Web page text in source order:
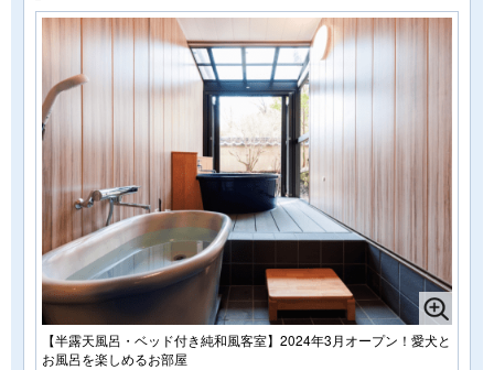
【半露天風呂・ベッド付き純和風客室】2024年3月オープン！愛犬と
お風呂を楽しめるお部屋